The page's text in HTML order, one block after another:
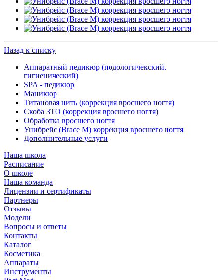
Назад к списку
Аппаратный педикюр (подологичекский,
гигиенический)
SPA - педикюр
Маникюр
Титановая нить (коррекция вросшего ногтя)
Скоба 3ТО (коррекция вросшего ногтя)
Обработка вросшего ногтя
Унибрейс (Brace M) коррекция вросшего ногтя
Дополнительные услуги
Наша школа
Расписание
О школе
Наша команда
Лицензии и сертификаты
Партнеры
Отзывы
Модели
Вопросы и ответы
Контакты
Каталог
Косметика
Аппараты
Инструменты